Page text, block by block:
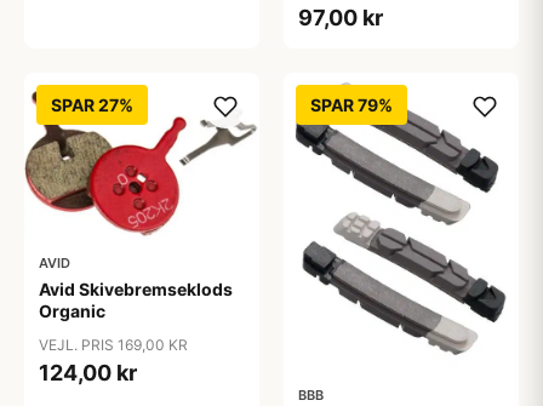
97,00 kr
SPAR 27%
AVID
Avid Skivebremseklods
Organic
VEJL. PRIS 169,00 KR
124,00 kr
SPAR 79%
BBB